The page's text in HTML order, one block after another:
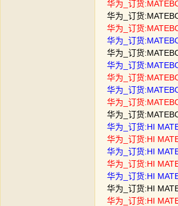
华为_订货
华为_订货
华为_订货
华为_订货
华为_订货
华为_订货
华为_订货
华为_订货
华为_订货
华为_订货
华为_订货:HI
华为_订货:HI
华为_订货:HI
华为_订货:HI
华为_订货:HI
华为_订货:HI
华为_订货:HI